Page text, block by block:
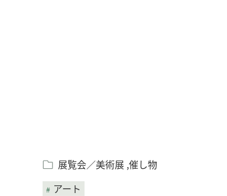
展覧会／美術展 催し物
アート